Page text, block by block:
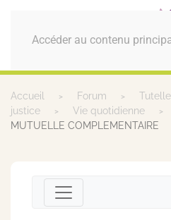
Accéder au contenu
MENU
Accueil Forum
justice
Vie quotidienne
MUTUELLE COMPLEMENTAIRE